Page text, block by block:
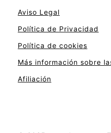
Aviso Legal
Política de Privacidad
Política de cookies
Más información sobre
Afiliación